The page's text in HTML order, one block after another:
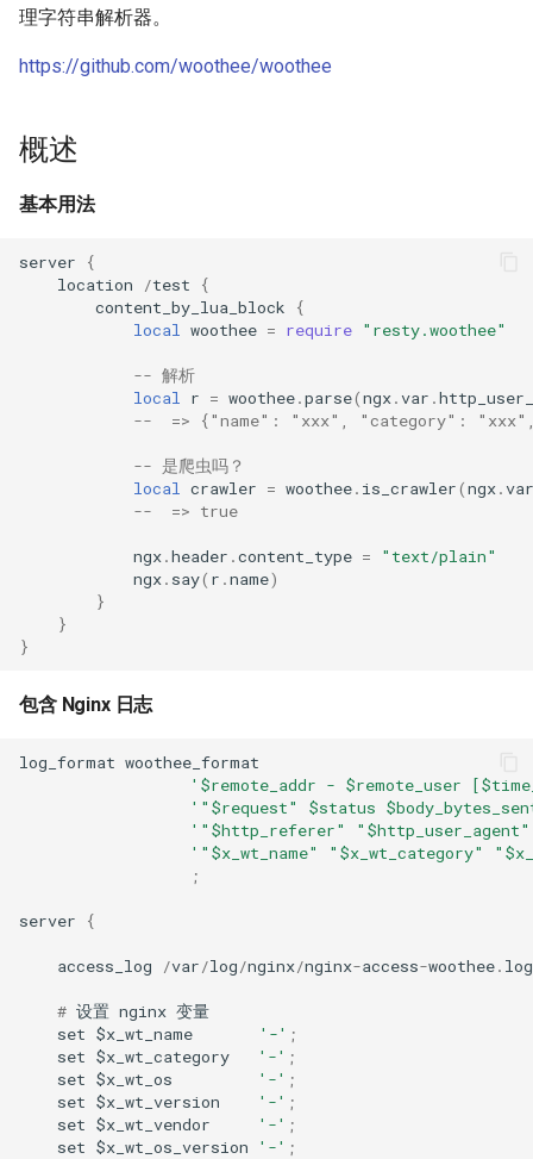
cgi
combined-upstreams
compression-normalize
compression-vary
dav-ext
echo
encrypted-session
error-log-write
execute
理字符串解析器。
https://github.com/woothee/woothee
概述
基本用法
server
{
location
/test
{
content_by_lua_block
{
local
woothee = require "resty.woothee"
-- 解析
local
r = woothee.parse(ngx.var .
--  => {"name": "xxx", "category":
-- 是爬虫吗？
local
crawler = woothee. is_crawler(ngx.var
--  => true
ngx.header .content_type =
"text/plain"
ngx. say( r .name)
}
}
}
包含 Nginx 日志
log_format woothee_format
'$remote_addr - $remote_user
'"$request" $status
'"$http_referer"
'"$x_wt_name" "$x_wt_category"
;
server {
access_log /var/log/nginx/nginx-access-woothee. log
# 设置 nginx 变量
set $x_wt_name '-' ;
set $x_wt_category '-' ;
set $x_wt_os '-' ;
set $x_wt_version '-' ;
set $x_wt_vendor '-' ;
set $x_wt_os_version '-' ;